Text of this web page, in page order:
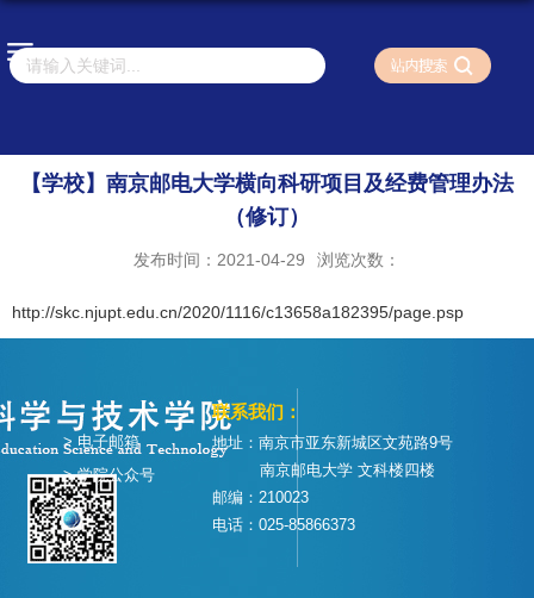
【学校】南京邮电大学横向科研项目及经费管理办法
（修订）
发布时间：2021-04-29 浏览次数：
http://skc.njupt.edu.cn/2020/1116/c13658a182395/page.psp
联系我们：
地址：南京市亚东新城区文苑路9号
南京邮电大学 文科楼四楼
邮编：210023
电话：025-85866373
> 电子邮箱
> 学院公众号